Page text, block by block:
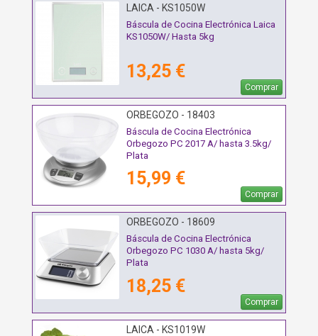
LAICA - KS1050W
Báscula de Cocina Electrónica Laica
KS1050W/ Hasta 5kg
13,25 €
Comprar
ORBEGOZO - 18403
Báscula de Cocina Electrónica
Orbegozo PC 2017 A/ hasta 3.5kg/
Plata
15,99 €
Comprar
ORBEGOZO - 18609
Báscula de Cocina Electrónica
Orbegozo PC 1030 A/ hasta 5kg/
Plata
18,25 €
Comprar
LAICA - KS1019W